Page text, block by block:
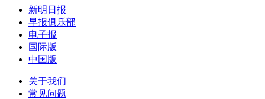
新明日报
早报俱乐部
电子报
国际版
中国版
关于我们
常见问题